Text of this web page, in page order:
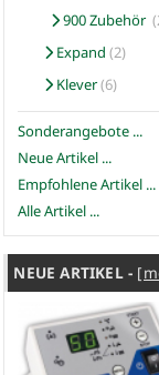
900 Zubehör
Expand (2)
Klever(6)
Sonderangebote ...
Neue Artikel ...
Empfohlene Artikel ...
Alle Artikel ...
NEUE ARTIKEL -